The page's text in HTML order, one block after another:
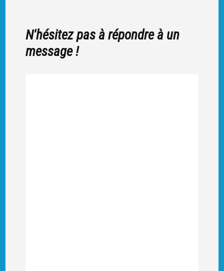
N'hésitez pas à répondre à un
message !